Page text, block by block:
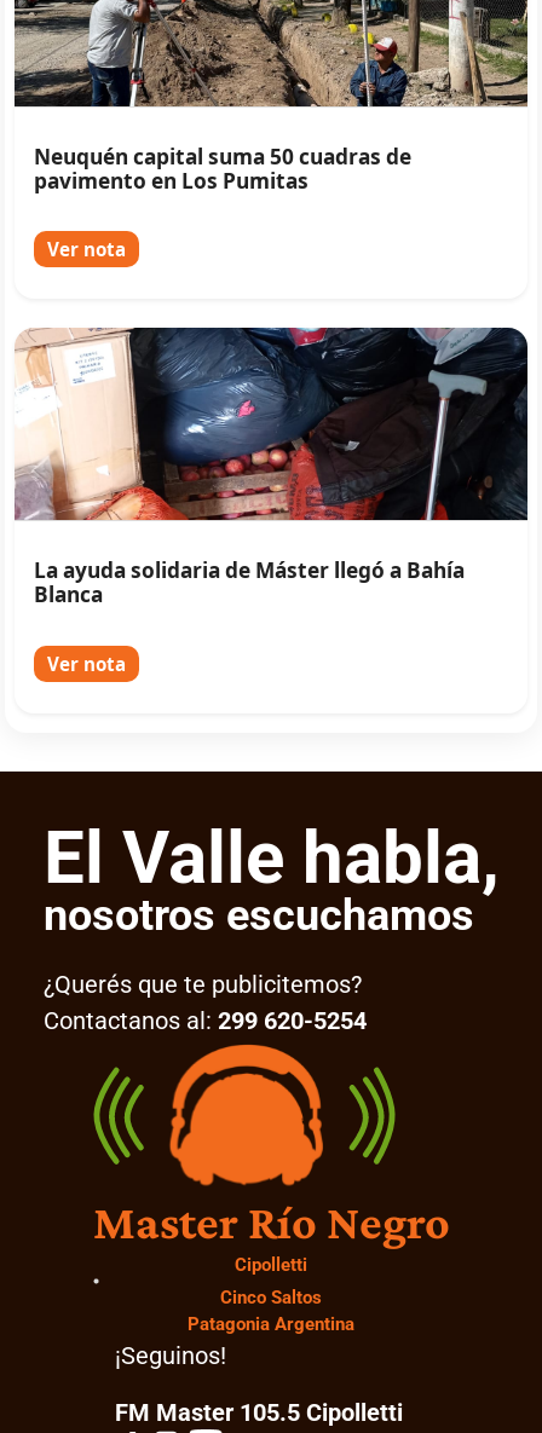
Neuquén capital suma 50 cuadras de
pavimento en Los Pumitas
Ver nota
La ayuda solidaria de Máster llegó a Bahía
Blanca
Ver nota
El Valle habla,
nosotros escuchamos
¿Querés que te publicitemos?
Contactanos al: 299 620-5254
Master Río Negro
Cipolletti
Cinco Saltos
Patagonia Argentina
¡Seguinos!
FM Master 105.5 Cipolletti